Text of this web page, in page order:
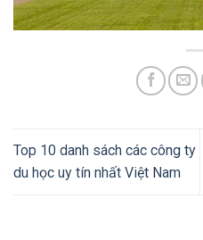
Top 10 danh sách các công ty
du học uy tín nhất Việt Nam